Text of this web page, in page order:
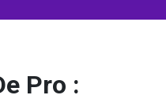
Pro :